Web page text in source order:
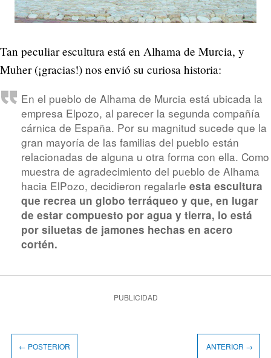
Tan peculiar escultura está en Alhama de Murcia, y
Muher (¡gracias!) nos envió su curiosa historia:
En el pueblo de Alhama de Murcia está ubicada la
empresa Elpozo, al parecer la segunda compañía
cárnica de España. Por su magnitud sucede que la
gran mayoría de las familias del pueblo están
relacionadas de alguna u otra forma con ella. Como
muestra de agradecimiento del pueblo de Alhama
hacia ElPozo, decidieron regalarle esta escultura
que recrea un globo terráqueo y que, en lugar
de estar compuesto por agua y tierra, lo está
por siluetas de jamones hechas en acero
cortén.
PUBLICIDAD
← POSTERIOR ANTERIOR →